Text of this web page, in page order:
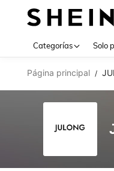
Categorías Solo
Página principal /